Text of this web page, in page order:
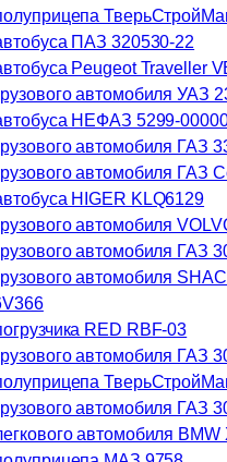
ПАЗ 320530-22
Peugeot Traveller
автомобиля УАЗ
НЕФАЗ 5299-
автомобиля ГАЗ
автомобиля ГАЗ
HIGER KLQ6129
автомобиля
автомобиля ГАЗ
автомобиля
RED RBF-03
автомобиля ГАЗ
автомобиля ГАЗ
автомобиля